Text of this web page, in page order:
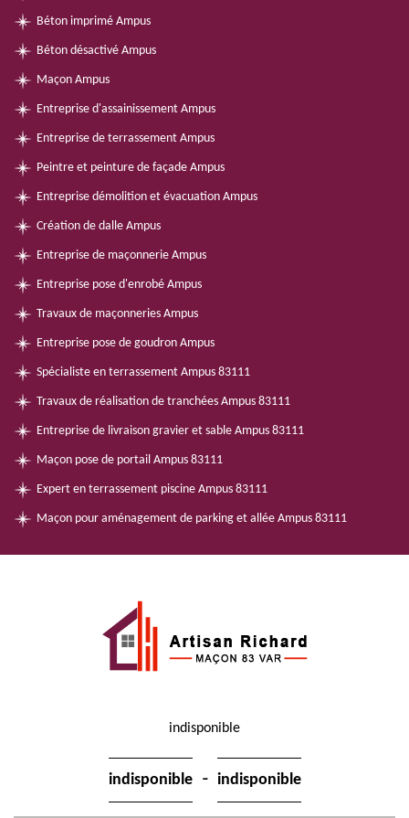
Béton imprimé Ampus
Béton désactivé Ampus
Maçon Ampus
Entreprise d'assainissement Ampus
Entreprise de terrassement Ampus
Peintre et peinture de façade Ampus
Entreprise démolition et évacuation Ampus
Création de dalle Ampus
Entreprise de maçonnerie Ampus
Entreprise pose d'enrobé Ampus
Travaux de maçonneries Ampus
Entreprise pose de goudron Ampus
Spécialiste en terrassement Ampus 83111
Travaux de réalisation de tranchées Ampus 83111
Entreprise de livraison gravier et sable Ampus 83111
Maçon pose de portail Ampus 83111
Expert en terrassement piscine Ampus 83111
Maçon pour aménagement de parking et allée Ampus 83111
indisponible
indisponible - indisponible